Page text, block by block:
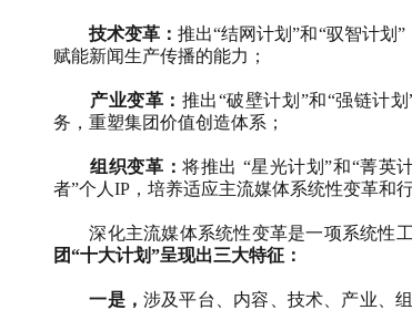
技术变革：推出“结网计划”和“驭智计划
赋能新闻生产传播的能力；
产业变革： 推出“破壁计划”和“强链计
务，重塑集团价值创造体系；
组织变革：将推出 “星光计划”和“菁英
者”个人 IP，培养适应主流媒体系统性变革和
深化主流媒体系统性变革是一项系统性
团“十大计划”呈现出三大特征：
一是，涉及平台、内容、技术、产业、